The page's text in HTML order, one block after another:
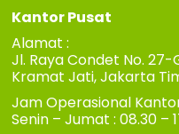
Kantor Pusat
Alamat :
Jl. Raya Condet No. 27-
Kramat Jati, Jakarta
Jam Operasional
Senin – Jumat : 08.30 –